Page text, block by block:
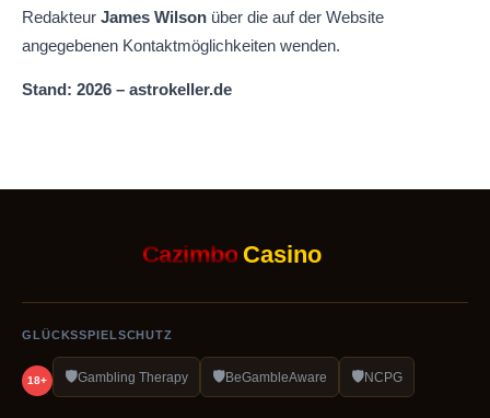
Redakteur James Wilson über die auf der Website
angegebenen Kontaktmöglichkeiten wenden.
Stand: 2026 – astrokeller.de
Cazimbo Casino
GLÜCKSSPIELSCHUTZ
18+ 🛡️Gambling Therapy 🛡️BeGambleAware 🛡️NCPG